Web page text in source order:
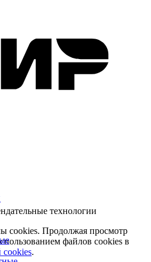
технологии
cookies. Продолжая просмотр
файлов cookies в
.